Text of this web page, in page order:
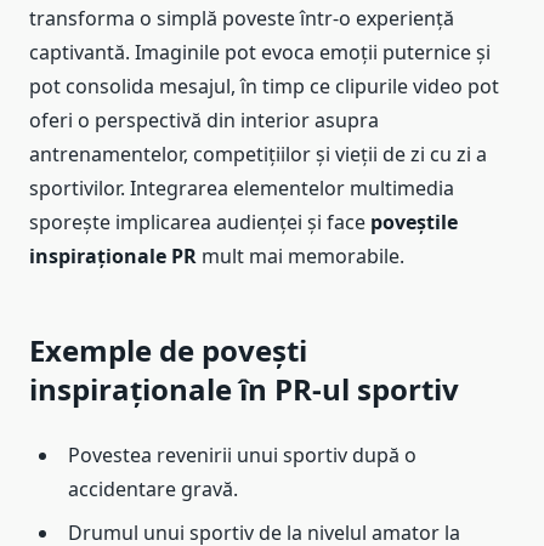
transforma o simplă poveste într-o experiență
captivantă. Imaginile pot evoca emoții puternice și
pot consolida mesajul, în timp ce clipurile video pot
oferi o perspectivă din interior asupra
antrenamentelor, competițiilor și vieții de zi cu zi a
sportivilor. Integrarea elementelor multimedia
sporește implicarea audienței și face poveștile
inspiraționale PR mult mai memorabile.
Exemple de povești
inspiraționale în PR-ul sportiv
Povestea revenirii unui sportiv după o
accidentare gravă.
Drumul unui sportiv de la nivelul amator la